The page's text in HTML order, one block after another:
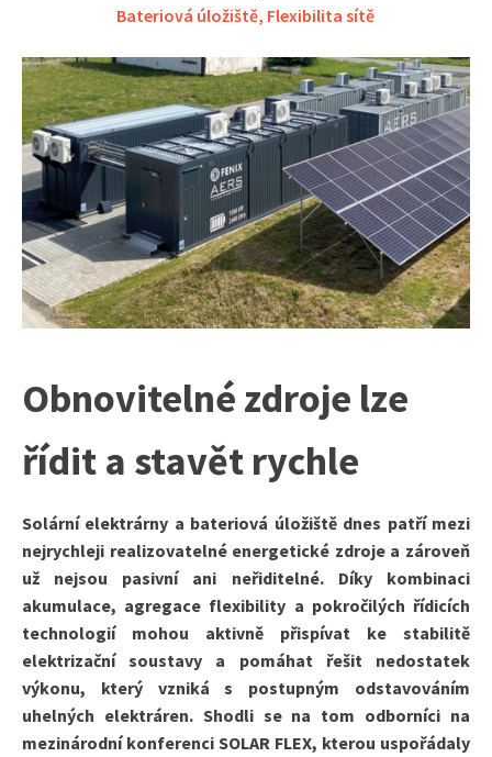
Bateriová úložiště, Flexibilita sítě
Obnovitelné zdroje lze
řídit a stavět rychle
Solární elektrárny a bateriová úložiště dnes patří mezi
nejrychleji realizovatelné energetické zdroje a zároveň
už nejsou pasivní ani neřiditelné. Díky kombinaci
akumulace, agregace flexibility a pokročilých řídicích
technologií mohou aktivně přispívat ke stabilitě
elektrizační soustavy a pomáhat řešit nedostatek
výkonu, který vzniká s postupným odstavováním
uhelných elektráren. Shodli se na tom odborníci na
mezinárodní konferenci SOLAR FLEX, kterou uspořádaly